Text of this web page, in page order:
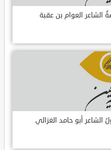
الشاعر العوام بن عقبة
أبو حامد الغزالي